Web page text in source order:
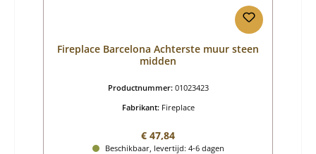
Fireplace Barcelona Achterste muur steen
midden
Productnummer: 01023423
Fabrikant: Fireplace
Normale prijs:
€ 47,84
Beschikbaar, levertijd: 4-6 dagen